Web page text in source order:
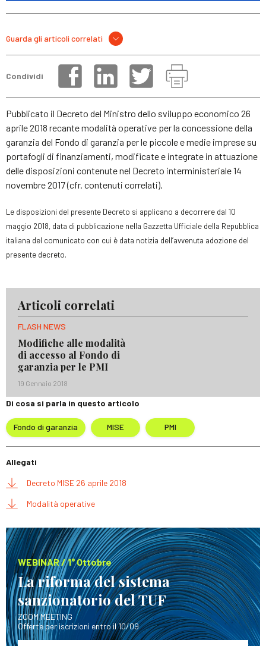
Guarda gli articoli correlati
Condividi
Pubblicato il Decreto del Ministro dello sviluppo economico 26
aprile 2018 recante modalità operative per la concessione della
garanzia del Fondo di garanzia per le piccole e medie imprese su
portafogli di finanziamenti, modificate e integrate in attuazione
delle disposizioni contenute nel Decreto interministeriale 14
novembre 2017 (cfr. contenuti correlati).
Le disposizioni del presente Decreto si applicano a decorrere dal 10
maggio 2018, data di pubblicazione nella Gazzetta Ufficiale della Repubblica
italiana del comunicato con cui è data notizia dell’avvenuta adozione del
presente decreto.
Articoli correlati
FLASH NEWS
Modifiche alle modalità
di accesso al Fondo di
garanzia per le PMI
19 Gennaio 2018
Di cosa si parla in questo articolo
Fondo di garanzia MISE PMI
Allegati
Decreto MISE 26 aprile 2018
Modalità operative
WEBINAR / 1° Ottobre
La riforma del sistema
sanzionatorio del TUF
ZOOM MEETING
Offerte per iscrizioni entro il 10/09